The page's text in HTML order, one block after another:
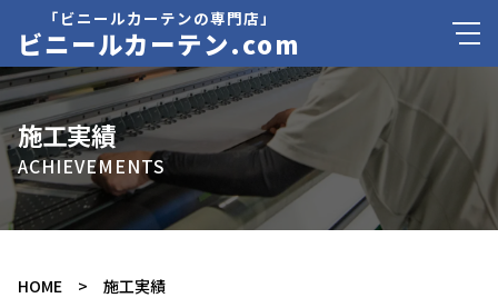
「ビニールカーテンの専門店」
ビニールカーテン.com
施工実績
ACHIEVEMENTS
HOME > 施工実績